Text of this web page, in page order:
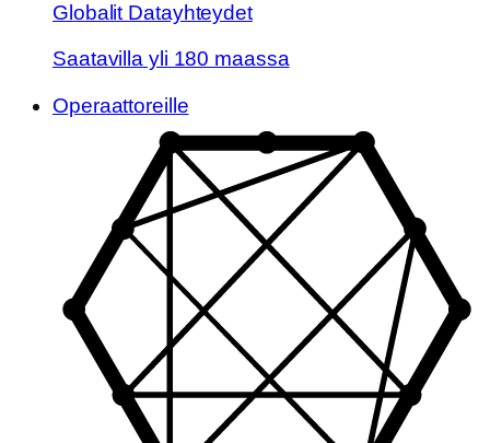
Globalit Datayhteydet
Saatavilla yli 180 maassa
Operaattoreille